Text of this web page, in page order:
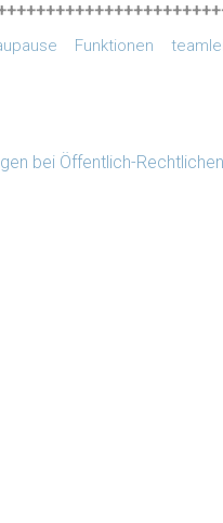
Funktionen
bei Öffentlich-Rechtlichen